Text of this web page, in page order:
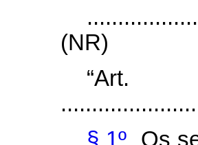
(NR)
§ 1º Os